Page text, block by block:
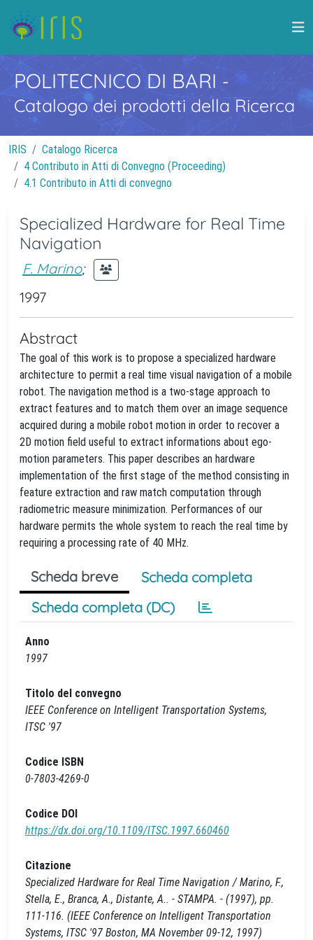
POLITECNICO DI BARI -
Catalogo dei prodotti della Ricerca
IRIS
Catalogo Ricerca
4 Contributo in Atti di Convegno (Proceeding)
4.1 Contributo in Atti di convegno
Specialized Hardware for Real Time
Navigation
F. Marino;
1997
Abstract
The goal of this work is to propose a specialized hardware
architecture to permit a real time visual navigation of a mobile
robot. The navigation method is a two-stage approach to
extract features and to match them over an image sequence
acquired during a mobile robot motion in order to recover a
2D motion field useful to extract informations about ego-
motion parameters. This paper describes an hardware
implementation of the first stage of the method consisting in
feature extraction and raw match computation through
radiometric measure minimization. Performances of our
hardware permits the whole system to reach the real time by
requiring a processing rate of 40 MHz.
Scheda breve
Scheda completa
Scheda completa (DC)
Anno
1997
Titolo del convegno
IEEE Conference on Intelligent Transportation Systems,
ITSC '97
Codice ISBN
0-7803-4269-0
Codice DOI
https://dx.doi.org/10.1109/ITSC.1997.660460
Citazione
Specialized Hardware for Real Time Navigation / Marino, F.,
Stella, E., Branca, A., Distante, A.. - STAMPA. - (1997), pp.
111-116. (IEEE Conference on Intelligent Transportation
Systems, ITSC '97 Boston, MA November 09-12, 1997)